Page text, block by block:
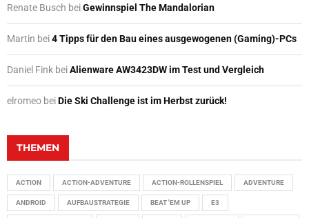
Renate Busch beiGewinnspiel The Mandalorian
Martin bei4 Tipps für den Bau eines ausgewogenen (Gaming)-PCs
Daniel Fink beiAlienware AW3423DW im Test und Vergleich
elromeo beiDie Ski Challenge ist im Herbst zurück!
THEMEN
ACTION ACTION-ADVENTURE ACTION-ROLLENSPIEL ADVENTURE
ANDROID AUFBAUSTRATEGIE BEAT 'EM UP E3